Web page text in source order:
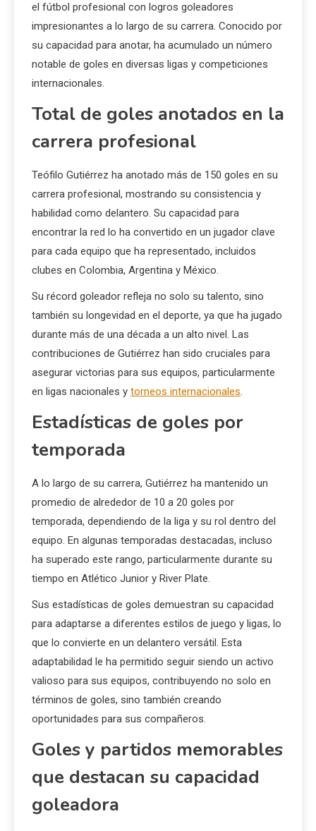
el fútbol profesional con logros goleadores
impresionantes a lo largo de su carrera. Conocido por
su capacidad para anotar, ha acumulado un número
notable de goles en diversas ligas y competiciones
internacionales.
Total de goles anotados en la
carrera profesional
Teófilo Gutiérrez ha anotado más de 150 goles en su
carrera profesional, mostrando su consistencia y
habilidad como delantero. Su capacidad para
encontrar la red lo ha convertido en un jugador clave
para cada equipo que ha representado, incluidos
clubes en Colombia, Argentina y México.
Su récord goleador refleja no solo su talento, sino
también su longevidad en el deporte, ya que ha jugado
durante más de una década a un alto nivel. Las
contribuciones de Gutiérrez han sido cruciales para
asegurar victorias para sus equipos, particularmente
en ligas nacionales y torneos internacionales.
Estadísticas de goles por
temporada
A lo largo de su carrera, Gutiérrez ha mantenido un
promedio de alrededor de 10 a 20 goles por
temporada, dependiendo de la liga y su rol dentro del
equipo. En algunas temporadas destacadas, incluso
ha superado este rango, particularmente durante su
tiempo en Atlético Junior y River Plate.
Sus estadísticas de goles demuestran su capacidad
para adaptarse a diferentes estilos de juego y ligas, lo
que lo convierte en un delantero versátil. Esta
adaptabilidad le ha permitido seguir siendo un activo
valioso para sus equipos, contribuyendo no solo en
términos de goles, sino también creando
oportunidades para sus compañeros.
Goles y partidos memorables
que destacan su capacidad
goleadora